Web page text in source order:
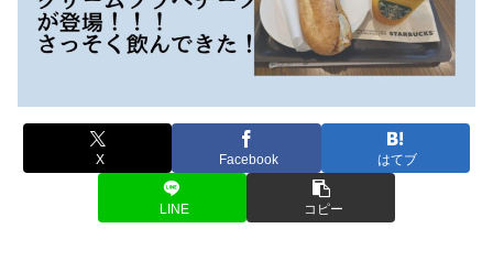
X Facebook はてブ
LINE コピー